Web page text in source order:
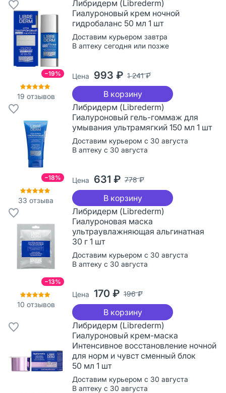
−19%
19 отзывов
Либридерм (Librederm)
Гиалуроновый крем ночной
гидробаланс 50 мл 1 шт
Доставим курьером завтра
В аптеку сегодня или позже
Цена 993 ₽ 1 241 ₽
В корзину
−18%
33 отзыва
Либридерм (Librederm)
Гиалуроновый гель-гоммаж для
умывания ультрамягкий 150 мл 1 шт
Доставим курьером с 30 августа
В аптеку с 30 августа
Цена 631 ₽ 778 ₽
В корзину
−13%
10 отзывов
Либридерм (Librederm)
Гиалуроновая маска
ультраувлажняющая альгинатная
30 г 1 шт
Доставим курьером с 30 августа
В аптеку с 30 августа
Цена 170 ₽ 196 ₽
В корзину
Либридерм (Librederm)
Гиалуроновый крем-маска
Интенсивное восстановление ночной
для норм и чувст сменный блок
50 мл 1 шт
Доставим курьером с 30 августа
В аптеку с 30 августа